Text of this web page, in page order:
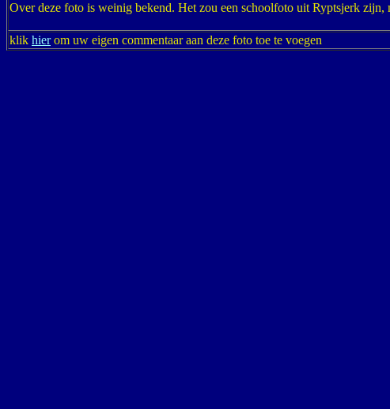
Over deze foto is weinig bekend. Het zou een schoolfoto uit Ryptsjerk zijn,
klik hierom uw eigen commentaar aan deze foto toe te voegen